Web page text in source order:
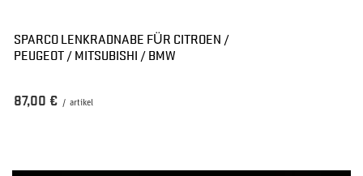
SPARCO LENKRADNABE FÜR CITROEN /
PEUGEOT / MITSUBISHI / BMW
87,00 € / artikel